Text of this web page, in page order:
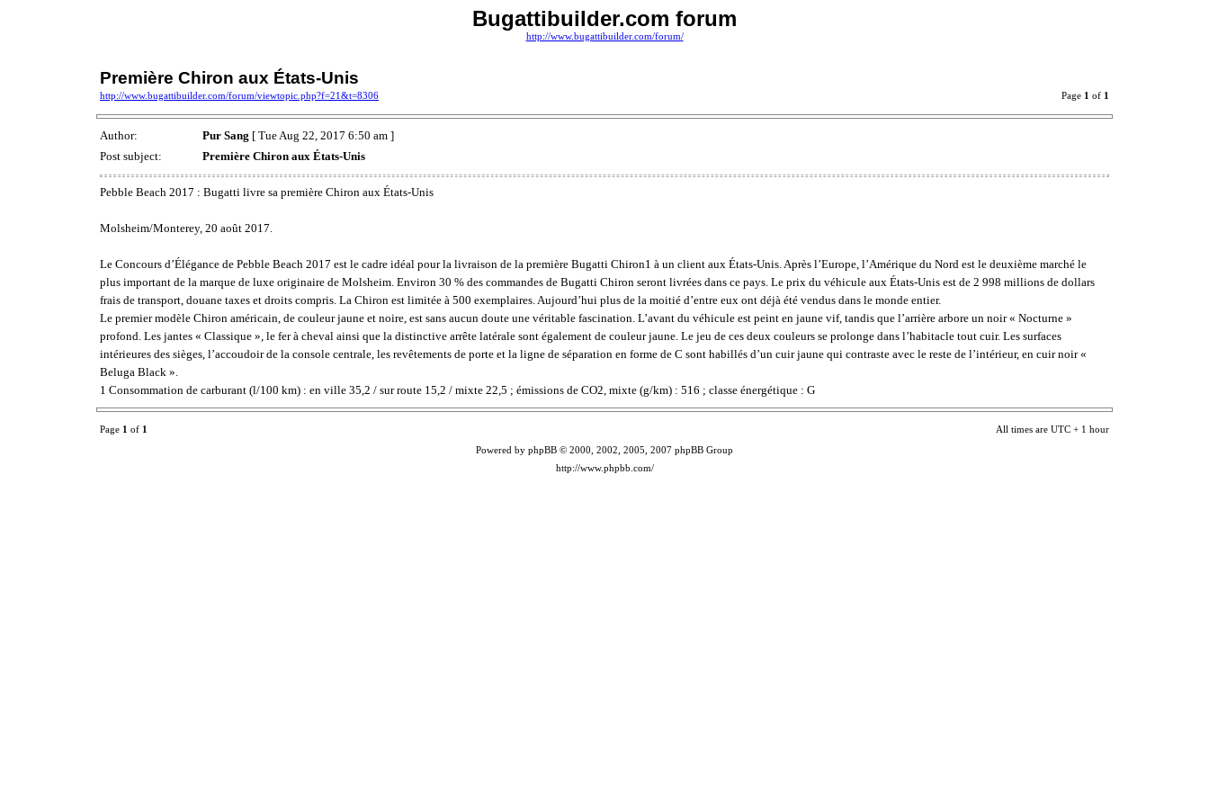
Bugattibuilder.com forum
http://www.bugattibuilder.com/forum/
Première Chiron aux États-Unis
http://www.bugattibuilder.com/forum/viewtopic.php?f=21&t=8306 Page 1 of 1
Author: Pur Sang [ Tue Aug 22, 2017 6:50 am ]
Post subject:
Première Chiron aux États-Unis
Pebble Beach 2017 : Bugatti livre sa première Chiron aux États-Unis
Molsheim/Monterey, 20 août 2017.
Le Concours d’Élégance de Pebble Beach 2017 est le cadre idéal pour la livraison de la première Bugatti Chiron1 à un client aux États-Unis. Après l’Europe, l’Amérique du Nord est le deuxième marché le
plus important de la marque de luxe originaire de Molsheim. Environ 30 % des commandes de Bugatti Chiron seront livrées dans ce pays. Le prix du véhicule aux États-Unis est de 2 998 millions de dollars
frais de transport, douane taxes et droits compris. La Chiron est limitée à 500 exemplaires. Aujourd’hui plus de la moitié d’entre eux ont déjà été vendus dans le monde entier.
Le premier modèle Chiron américain, de couleur jaune et noire, est sans aucun doute une véritable fascination. L’avant du véhicule est peint en jaune vif, tandis que l’arrière arbore un noir « Nocturne »
profond. Les jantes « Classique », le fer à cheval ainsi que la distinctive arrête latérale sont également de couleur jaune. Le jeu de ces deux couleurs se prolonge dans l’habitacle tout cuir. Les surfaces
intérieures des sièges, l’accoudoir de la console centrale, les revêtements de porte et la ligne de séparation en forme de C sont habillés d’un cuir jaune qui contraste avec le reste de l’intérieur, en cuir noir «
Beluga Black ».
1 Consommation de carburant (l/100 km) : en ville 35,2 / sur route 15,2 / mixte 22,5 ; émissions de CO2, mixte (g/km) : 516 ; classe énergétique : G
Page 1 of 1 All times are UTC + 1 hour
Powered by phpBB © 2000, 2002, 2005, 2007 phpBB Group
http://www.phpbb.com/